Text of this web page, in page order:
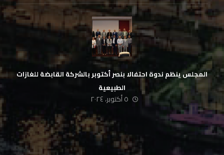
المجلس ينظم ندوة احتفالا بنصر أكتوبر بالشركة القابضة للغازات
الطبيعية
٥ أكتوبر، ٢٠٢٤